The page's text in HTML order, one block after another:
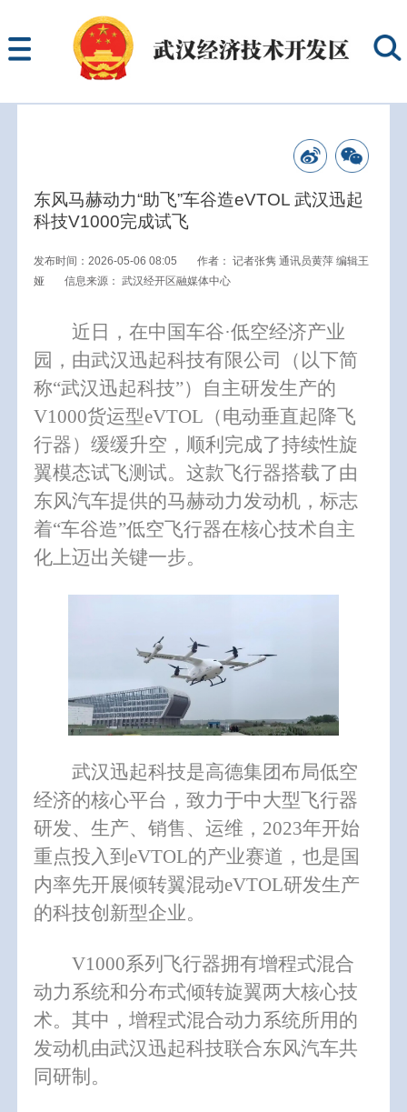
东风马赫动力“助飞”车谷造eVTOL 武汉迅起
科技V1000完成试飞
发布时间：2026-05-06 08:05 作者： 记者张隽 通讯员黄萍 编辑王
娅
信息来源： 武汉经开区融媒体中心
近日，在中国车谷·低空经济产业
园，由武汉迅起科技有限公司（以下简
称“武汉迅起科技”）自主研发生产的
V1000货运型eVTOL（电动垂直起降飞
行器）缓缓升空，顺利完成了持续性旋
翼模态试飞测试。这款飞行器搭载了由
东风汽车提供的马赫动力发动机 ，标志
着“车谷造”低空飞行器在核心技术自主
化上迈出关键一步。
武汉迅起科技是高德集团布局低空
经济的核心平台，致力于中大型飞行器
研发、生产、销售、运维，2023年开始
重点投入到eVTOL的产业赛道，也是国
内率先开展倾转翼混动eVTOL研发生产
的科技创新型企业。
V1000系列飞行器拥有增程式混合
动力系统和分布式倾转旋翼两大核心技
术。其中，增程式混合动力系统所用的
发动机由武汉迅起科技联合东风汽车共
同研制。